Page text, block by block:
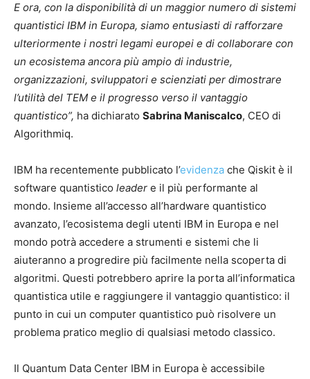
E ora, con la disponibilità di un maggior numero di sistemi
quantistici IBM in Europa, siamo entusiasti di rafforzare
ulteriormente i nostri legami europei e di collaborare con
un ecosistema ancora più ampio di industrie,
organizzazioni, sviluppatori e scienziati per dimostrare
l’utilità del TEM e il progresso verso il vantaggio
quantistico”, ha dichiarato Sabrina Maniscalco, CEO di
Algorithmiq.
IBM ha recentemente pubblicato l’evidenza che Qiskit è il
software quantistico leader e il più performante al
mondo. Insieme all’accesso all’hardware quantistico
avanzato, l’ecosistema degli utenti IBM in Europa e nel
mondo potrà accedere a strumenti e sistemi che li
aiuteranno a progredire più facilmente nella scoperta di
algoritmi. Questi potrebbero aprire la porta all’informatica
quantistica utile e raggiungere il vantaggio quantistico: il
punto in cui un computer quantistico può risolvere un
problema pratico meglio di qualsiasi metodo classico.
Il Quantum Data Center IBM in Europa è accessibile